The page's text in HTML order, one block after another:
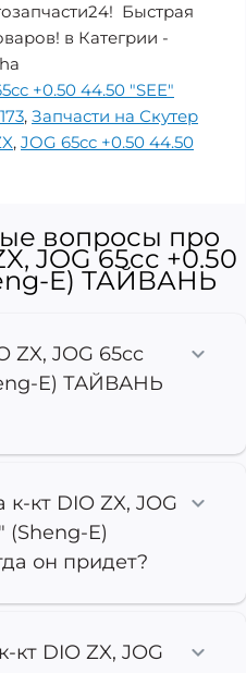
Быстрая
в Категрии -
+0.50 44.50 "SEE"
, Запчасти на Скутер
, JOG 65cc +0.50 44.50
вопросы про
JOG 65cc +0.50
E) ТАЙВАНЬ
ZX, JOG 65cc
E) ТАЙВАНЬ
к-кт DIO ZX, JOG
(Sheng-E)
он придет?
кт DIO ZX, JOG